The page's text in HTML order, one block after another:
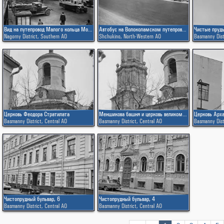
Вид на путепровод Малого кольца Московской железной дороги через Варшавское шоссе
Nagorny District, Southern AO
Автобус на Волоколамском путепроводе
Shchukino, North-Western AO Basmanny
Церковь Феодора Стратилата
Basmanny District, Central AO
Меншикова башня и церковь великомученика Феодора Стратилата
Basmanny District, Central AO Basmanny
Чистопрудный бульвар, 6
Basmanny District, Central AO
Чистопрудный бульвар, 4
Basmanny District, Central AO